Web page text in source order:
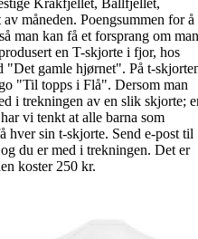
Kråkfjellet, Ballfjellet,
måneden. Poengsummen for å
man kan få et forsprang om man
en T-skjorte i fjor, hos
"Det gamle hjørnet". På t-
"Til topps i Flå". Dersom man
i trekningen av en slik skjorte;
vi tenkt at alle barna som
hver sin t-skjorte. Send e-post til
og du er med i trekningen. Det er
koster 250 kr.